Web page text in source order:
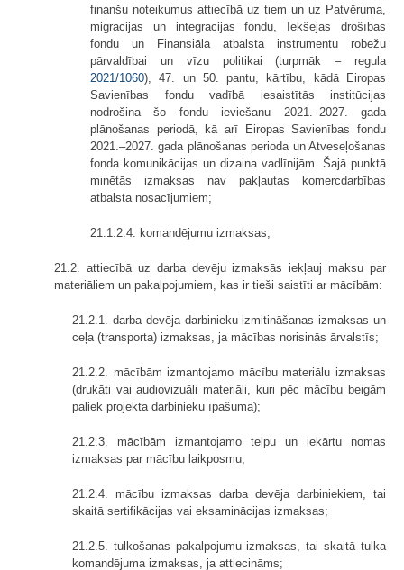
finanšu noteikumus attiecībā uz tiem un uz Patvēruma,
migrācijas un integrācijas fondu, Iekšējās drošības
fondu un Finansiāla atbalsta instrumentu robežu
pārvaldībai un vīzu politikai (turpmāk – regula
2021/1060), 47. un 50. pantu, kārtību, kādā Eiropas
Savienības fondu vadībā iesaistītās institūcijas
nodrošina šo fondu ieviešanu 2021.–2027. gada
plānošanas periodā, kā arī Eiropas Savienības fondu
2021.–2027. gada plānošanas perioda un Atveseļošanas
fonda komunikācijas un dizaina vadlīnijām. Šajā punktā
minētās izmaksas nav pakļautas komercdarbības
atbalsta nosacījumiem;
21.1.2.4. komandējumu izmaksas;
21.2. attiecībā uz darba devēju izmaksās iekļauj maksu par
materiāliem un pakalpojumiem, kas ir tieši saistīti ar mācībām:
21.2.1. darba devēja darbinieku izmitināšanas izmaksas un
ceļa (transporta) izmaksas, ja mācības norisinās ārvalstīs;
21.2.2. mācībām izmantojamo mācību materiālu izmaksas
(drukāti vai audiovizuāli materiāli, kuri pēc mācību beigām
paliek projekta darbinieku īpašumā);
21.2.3. mācībām izmantojamo telpu un iekārtu nomas
izmaksas par mācību laikposmu;
21.2.4. mācību izmaksas darba devēja darbiniekiem, tai
skaitā sertifikācijas vai eksaminācijas izmaksas;
21.2.5. tulkošanas pakalpojumu izmaksas, tai skaitā tulka
komandējuma izmaksas, ja attiecināms;